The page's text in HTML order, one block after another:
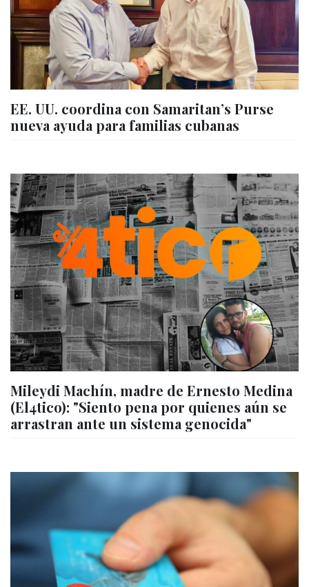
EE. UU. coordina con Samaritan’s Purse
nueva ayuda para familias cubanas
Mileydi Machín, madre de Ernesto Medina
(El4tico): "Siento pena por quienes aún se
arrastran ante un sistema genocida"